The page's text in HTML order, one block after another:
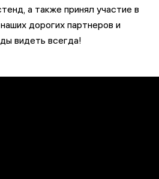
а также принял участие в
дорогих партнеров и
видеть всегда!